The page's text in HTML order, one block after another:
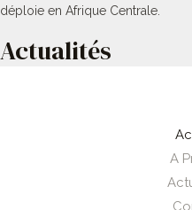
déploie en Afrique Centrale.
Actualités
A